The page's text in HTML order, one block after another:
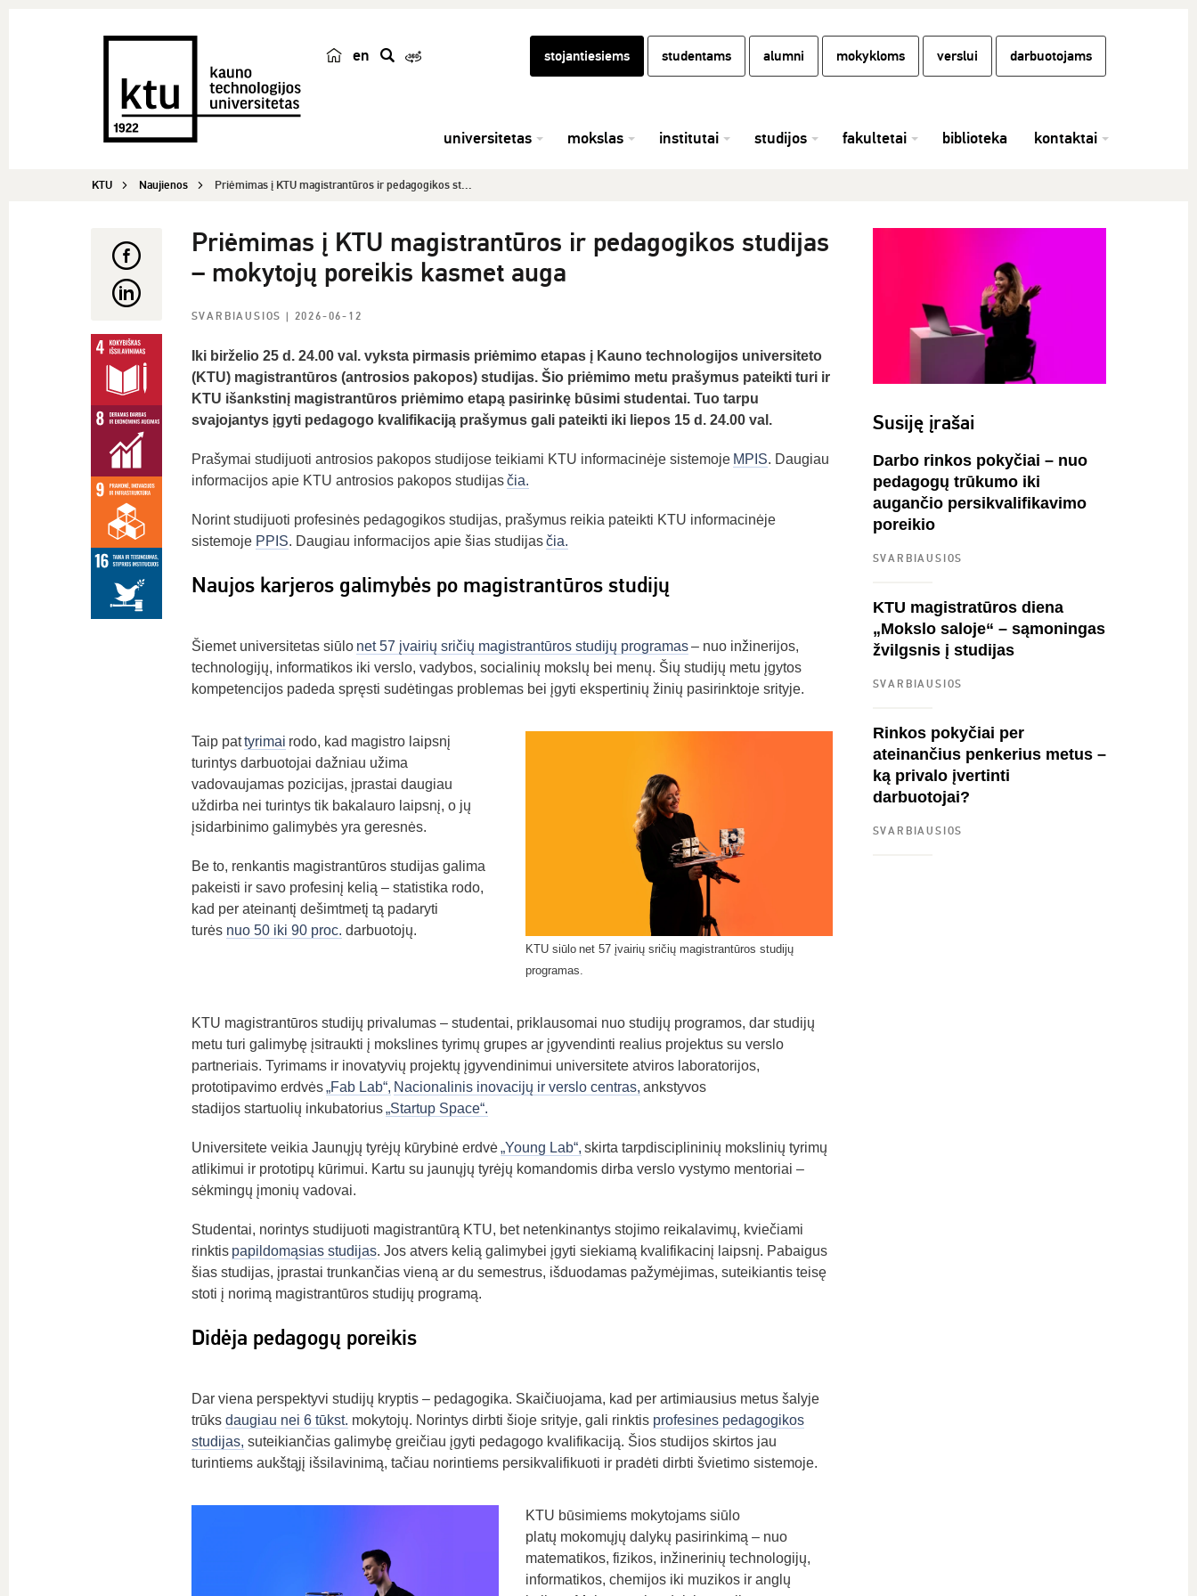
en
k
stojantiesiems studentams alumni mokykloms verslui darbuotojams
universitetas mokslas institutai studijos fakultetai biblioteka kontaktai
KTU Naujienos Priėmimas į KTU magistrantūros ir pedagogikos st...
Priėmimas į KTU magistrantūros ir pedagogikos studijas
– mokytojų poreikis kasmet auga
SVARBIAUSIOS | 2026-06-12
Iki birželio 25 d. 24.00 val. vyksta pirmasis priėmimo etapas į Kauno technologijos universiteto
(KTU) magistrantūros (antrosios pakopos) studijas. Šio priėmimo metu prašymus pateikti turi ir
KTU išankstinį magistrantūros priėmimo etapą pasirinkę būsimi studentai. Tuo tarpu
svajojantys įgyti pedagogo kvalifikaciją prašymus gali pateikti iki liepos 15 d. 24.00 val.
Prašymai studijuoti antrosios pakopos studijose teikiami KTU informacinėje sistemoje MPIS. Daugiau
informacijos apie KTU antrosios pakopos studijasčia.
Norint studijuoti profesinės pedagogikos studijas, prašymus reikia pateikti KTU informacinėje
sistemoje PPIS. Daugiau informacijos apie šias studijasčia.
Naujos karjeros galimybės po magistrantūros studijų
Šiemet universitetas siūlo net 57 įvairių sričių magistrantūros studijų programas– nuo inžinerijos,
technologijų, informatikos iki verslo, vadybos, socialinių mokslų bei menų. Šių studijų metu įgytos
kompetencijos padeda spręsti sudėtingas problemas bei įgyti ekspertinių žinių pasirinktoje srityje.
Taip pattyrimai rodo, kad magistro laipsnį
turintys darbuotojai dažniau užima
vadovaujamas pozicijas, įprastai daugiau
uždirba nei turintys tik bakalauro laipsnį, o jų
įsidarbinimo galimybės yra geresnės.
Be to, renkantis magistrantūros studijas galima
pakeisti ir savo profesinį kelią – statistika rodo,
kad per ateinantį dešimtmetį tą padaryti
turės nuo 50 iki 90 proc. darbuotojų.
KTU siūlo net 57 įvairių sričių magistrantūros studijų
programas.
KTU magistrantūros studijų privalumas – studentai, priklausomai nuo studijų programos, dar studijų
metu turi galimybę įsitraukti į mokslines tyrimų grupes ar įgyvendinti realius projektus su verslo
partneriais. Tyrimams ir inovatyvių projektų įgyvendinimui universitete atviros laboratorijos,
prototipavimo erdvės„Fab Lab“, Nacionalinis inovacijų ir verslo centras, ankstyvos
stadijos startuolių inkubatorius„Startup Space“.
Universitete veikia Jaunųjų tyrėjų kūrybinė erdvė„Young Lab“, skirta tarpdisciplininių mokslinių tyrimų
atlikimui ir prototipų kūrimui. Kartu su jaunųjų tyrėjų komandomis dirba verslo vystymo mentoriai –
sėkmingų įmonių vadovai.
Studentai, norintys studijuoti magistrantūrą KTU, bet netenkinantys stojimo reikalavimų, kviečiami
rinktis papildomąsias studijas. Jos atvers kelią galimybei įgyti siekiamą kvalifikacinį laipsnį. Pabaigus
šias studijas, įprastai trunkančias vieną ar du semestrus, išduodamas pažymėjimas, suteikiantis teisę
stoti į norimą magistrantūros studijų programą.
Didėja pedagogų poreikis
Dar viena perspektyvi studijų kryptis – pedagogika. Skaičiuojama, kad per artimiausius metus šalyje
trūks daugiau nei 6 tūkst. mokytojų. Norintys dirbti šioje srityje, gali rinktis profesines pedagogikos
studijas, suteikiančias galimybę greičiau įgyti pedagogo kvalifikaciją. Šios studijos skirtos jau
turintiems aukštąjį išsilavinimą, tačiau norintiems persikvalifikuoti ir pradėti dirbti švietimo sistemoje.
KTU būsimiems mokytojams siūlo
platų mokomųjų dalykų pasirinkimą – nuo
matematikos, fizikos, inžinerinių technologijų,
informatikos, chemijos iki muzikos ir anglų
Susiję įrašai
Darbo rinkos pokyčiai – nuo
pedagogų trūkumo iki
augančio persikvalifikavimo
poreikio
SVARBIAUSIOS
KTU magistratūros diena
„Mokslo saloje“ – sąmoningas
žvilgsnis į studijas
SVARBIAUSIOS
Rinkos pokyčiai per
ateinančius penkerius metus –
ką privalo įvertinti
darbuotojai?
SVARBIAUSIOS